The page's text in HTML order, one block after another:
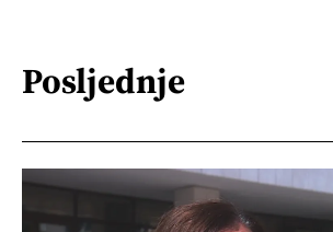
Posljednje